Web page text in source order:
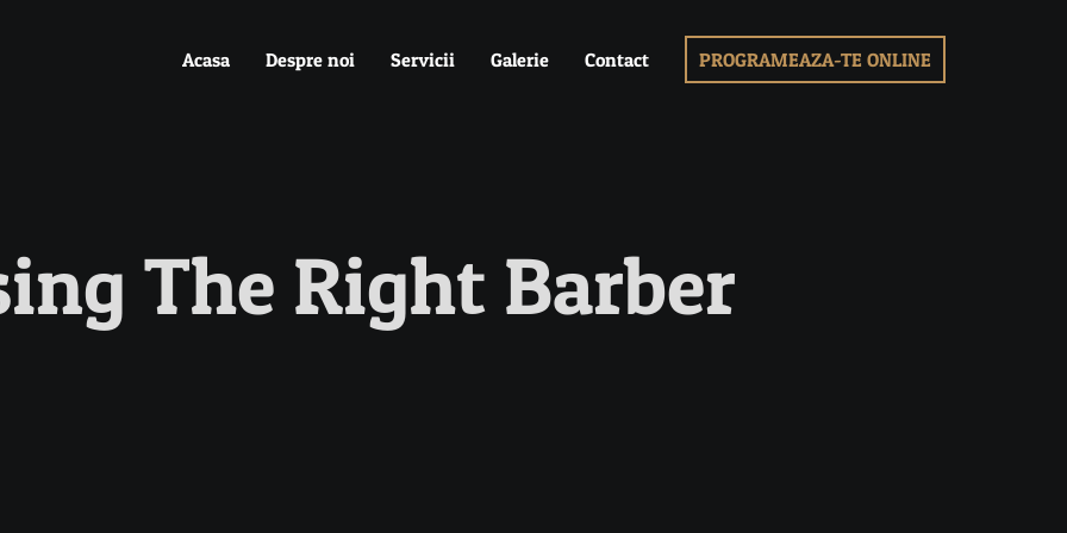
Acasa Despre noi Servicii Galerie Contact PROGRAMEAZA-TE ONLINE
The Right Barber